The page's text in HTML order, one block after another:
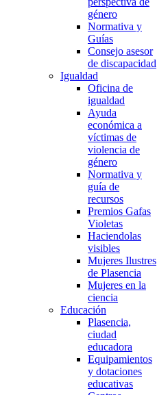
género
Normativa y
Guías
Consejo asesor
de discapacidad
Igualdad
Oficina de
igualdad
Ayuda
económica a
víctimas de
violencia de
género
Normativa y
guía de
recursos
Premios Gafas
Violetas
Haciendolas
visibles
Mujeres Ilustres
de Plasencia
Mujeres en la
ciencia
Educación
Plasencia,
ciudad
educadora
Equipamientos
y dotaciones
educativas